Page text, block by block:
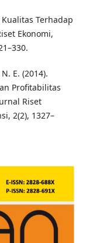
Terhadap
Ekonomi,
E. (2014).
Profitabilitas
Riset
2(2), 1327–